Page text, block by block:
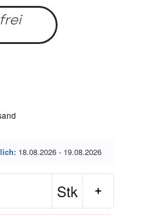
frei
18.08.2026 - 19.08.2026
Stk